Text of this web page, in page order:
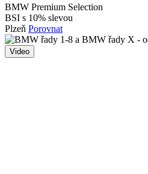
BMW Premium Selection
BSI s 10% slevou
Plzeň Porovnat
Video